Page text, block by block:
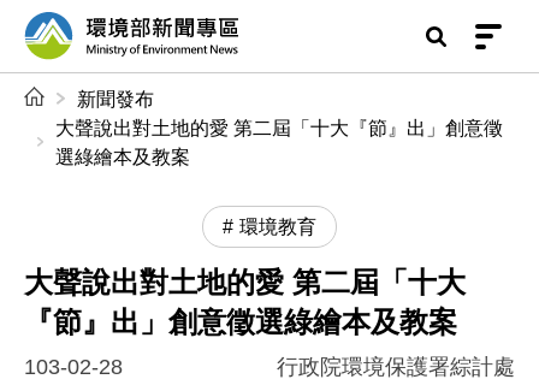
前往中央內容區塊
環境部新聞專區
新聞發布
大聲說出對土地的愛 第二屆「十大『節』出」創意徵
選綠繪本及教案
環境教育
大聲說出對土地的愛 第二屆「十大
『節』出」創意徵選綠繪本及教案
103-02-28 行政院環境保護署綜計處